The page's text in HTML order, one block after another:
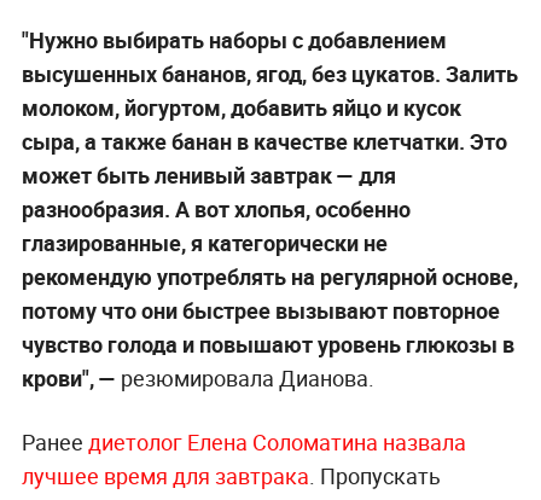
"Нужно выбирать наборы с добавлением
высушенных бананов, ягод, без цукатов. Залить
молоком, йогуртом, добавить яйцо и кусок
сыра, а также банан в качестве клетчатки. Это
может быть ленивый завтрак — для
разнообразия. А вот хлопья, особенно
глазированные, я категорически не
рекомендую употреблять на регулярной основе,
потому что они быстрее вызывают повторное
чувство голода и повышают уровень глюкозы в
крови", — резюмировала Дианова.
Ранее диетолог Елена Соломатина назвала
лучшее время для завтрака. Пропускать